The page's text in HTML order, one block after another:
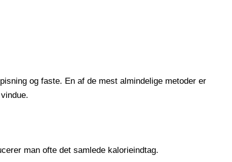
og faste. En af de mest almindelige metoder er
man ofte det samlede kalorieindtag.